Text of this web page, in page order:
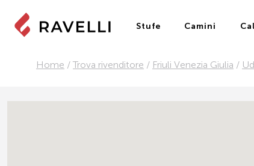
Stufe Camini
Home / Trova rivenditore / Friuli Venezia Giulia /